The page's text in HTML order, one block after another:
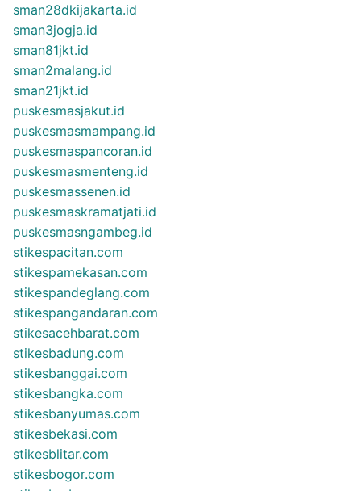
sman28dkijakarta.id
sman3jogja.id
sman81jkt.id
sman2malang.id
sman21jkt.id
puskesmasjakut.id
puskesmasmampang.id
puskesmaspancoran.id
puskesmasmenteng.id
puskesmassenen.id
puskesmaskramatjati.id
puskesmasngambeg.id
stikespacitan.com
stikespamekasan.com
stikespandeglang.com
stikespangandaran.com
stikesacehbarat.com
stikesbadung.com
stikesbanggai.com
stikesbangka.com
stikesbanyumas.com
stikesbekasi.com
stikesblitar.com
stikesbogor.com